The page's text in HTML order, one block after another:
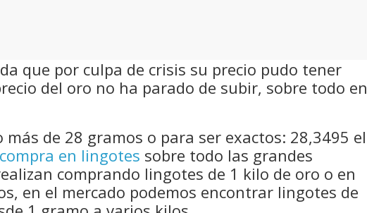
que por culpa de crisis su precio pudo tener
del oro no ha parado de subir, sobre todo en
más de 28 gramos o para ser exactos: 28,3495 el
compra en lingotes sobre todo las grandes
comprando lingotes de 1 kilo de oro o en
en el mercado podemos encontrar lingotes de